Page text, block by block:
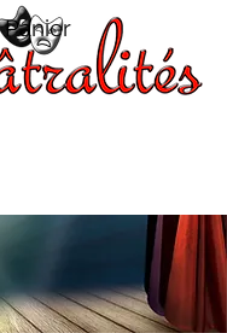
Panier